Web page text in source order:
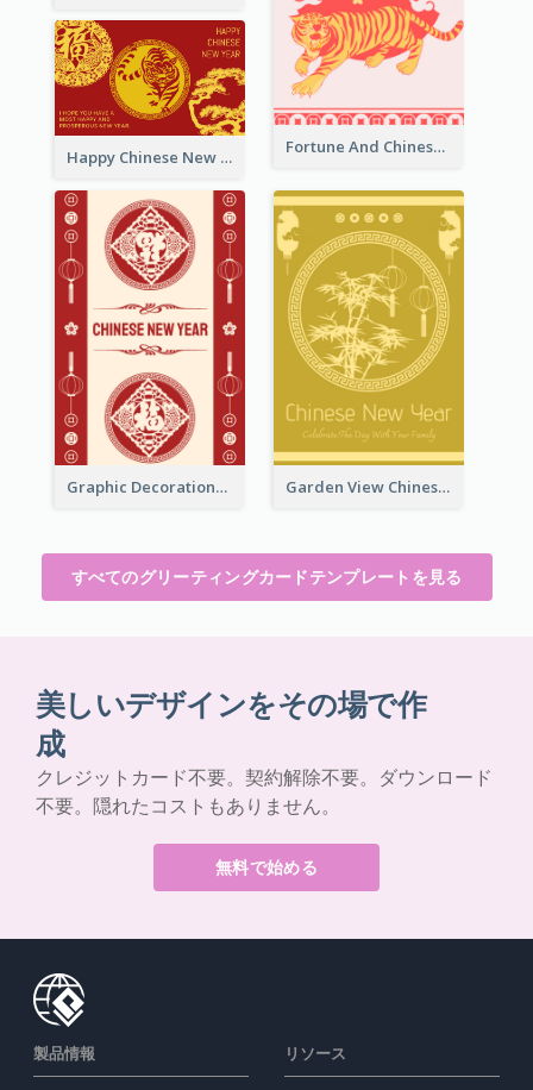
Fortune And Chinese New Year Greeting Card
Happy Chinese New Year Greeting Card With Circle illustrations
Graphic Decorations Chinese New Year Greeting Card Garden View Chinese New Year Greeting Card
すべてのグリーティングカードテンプレートを見る
美しいデザインをその場で作
成
クレジットカード不要。契約解除不要。ダウンロード
不要。隠れたコストもありません。
無料で始める
製品情報 リソース